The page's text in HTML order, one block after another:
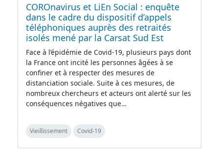
COROnavirus et LiEn Social : enquête
dans le cadre du dispositif d’appels
téléphoniques auprès des retraités
isolés mené par la Carsat Sud Est
Face à l’épidémie de Covid-19, plusieurs pays dont
la France ont incité les personnes âgées à se
confiner et à respecter des mesures de
distanciation sociale. Suite à ces mesures, de
nombreux chercheurs et acteurs ont alerté sur les
conséquences négatives que…
Vieillissement Covid-19